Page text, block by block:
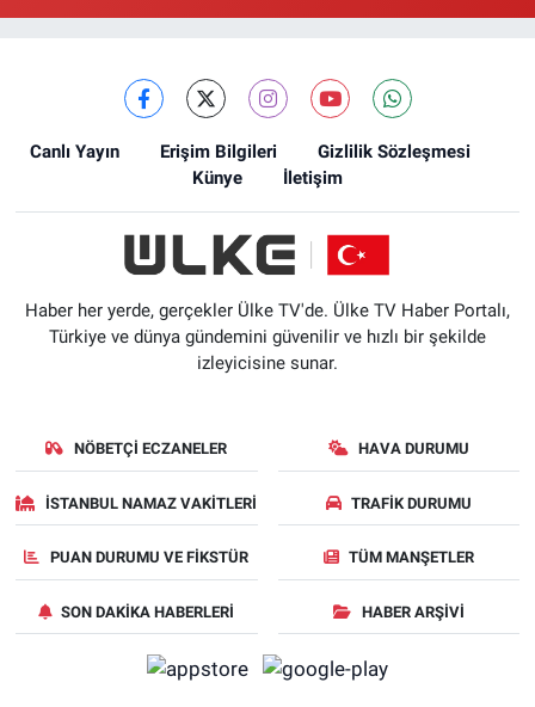
Canlı Yayın Erişim Bilgileri
Gizlilik Sözleşmesi
Künye
İletişim
Haber her yerde, gerçekler Ülke TV'de. Ülke TV Haber Portalı,
Türkiye ve dünya gündemini güvenilir ve hızlı bir şekilde
izleyicisine sunar.
NÖBETÇI ECZANELER HAVA DURUMU
İSTANBUL NAMAZ VAKITLERI TRAFIK DURUMU
PUAN DURUMU VE FIKSTÜR TÜM MANŞETLER
SON DAKIKA HABERLERI HABER ARŞIVI